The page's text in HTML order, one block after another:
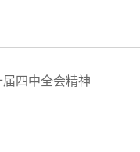
四中全会精神